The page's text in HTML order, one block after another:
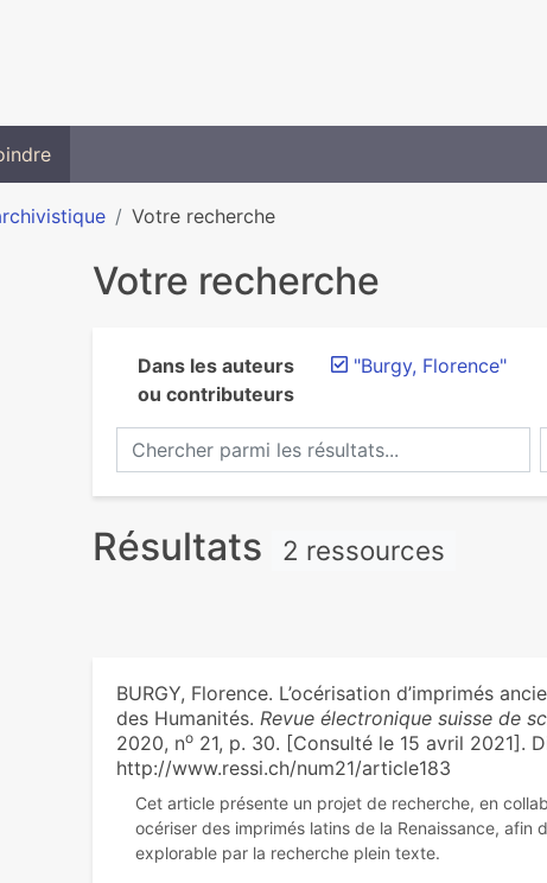
Votre recherche
Votre recherche
Dans les auteurs
ou contributeurs
"Burgy, Florence"
Chercher parmi les résultats...
Résultats 2 ressources
BURGY, Florence. L’océrisation d’imprimés
des Humanités. Revue électronique suisse de
2020, no21, p. 30. [Consulté le 15 avril 2021].
http://www.ressi.ch/num21/article183
Cet article présente un projet de recherche, en
océriser des imprimés latins de la Renaissance, afin
explorable par la recherche plein texte.